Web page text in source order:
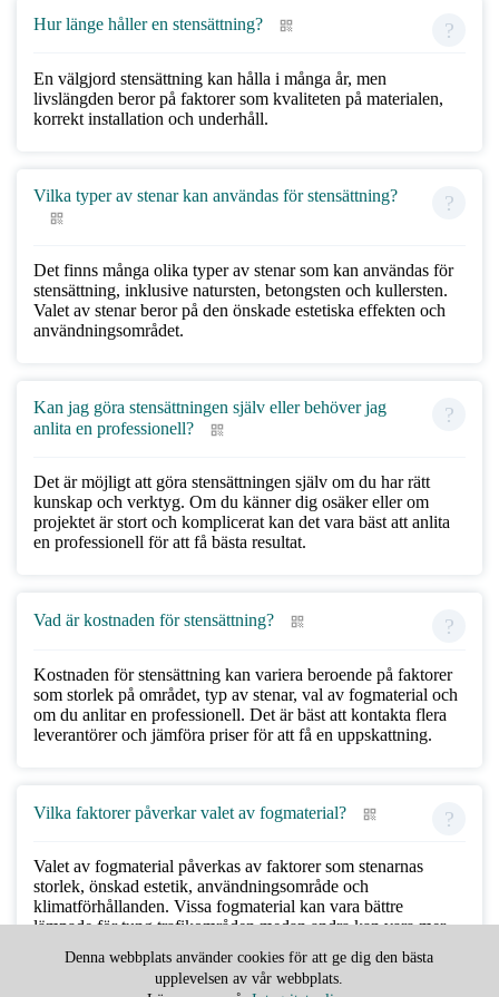
Denna webbplats använder cookies för att ge dig den bästa
upplevelsen av vår webbplats.
Hur länge håller en stensättning?
En välgjord stensättning kan hålla i många år, men
livslängden beror på faktorer som kvaliteten på materialen,
korrekt installation och underhåll.
Vilka typer av stenar kan användas för stensättning?
Det finns många olika typer av stenar som kan användas för
stensättning, inklusive natursten, betongsten och kullersten.
Valet av stenar beror på den önskade estetiska effekten och
användningsområdet.
Kan jag göra stensättningen själv eller behöver jag
anlita en professionell?
Det är möjligt att göra stensättningen själv om du har rätt
kunskap och verktyg. Om du känner dig osäker eller om
projektet är stort och komplicerat kan det vara bäst att anlita
en professionell för att få bästa resultat.
Vad är kostnaden för stensättning?
Kostnaden för stensättning kan variera beroende på faktorer
som storlek på området, typ av stenar, val av fogmaterial och
om du anlitar en professionell. Det är bäst att kontakta flera
leverantörer och jämföra priser för att få en uppskattning.
Vilka faktorer påverkar valet av fogmaterial?
Valet av fogmaterial påverkas av faktorer som stenarnas
storlek, önskad estetik, användningsområde och
klimatförhållanden. Vissa fogmaterial kan vara bättre
lämpade för tung trafikområden medan andra kan vara mer